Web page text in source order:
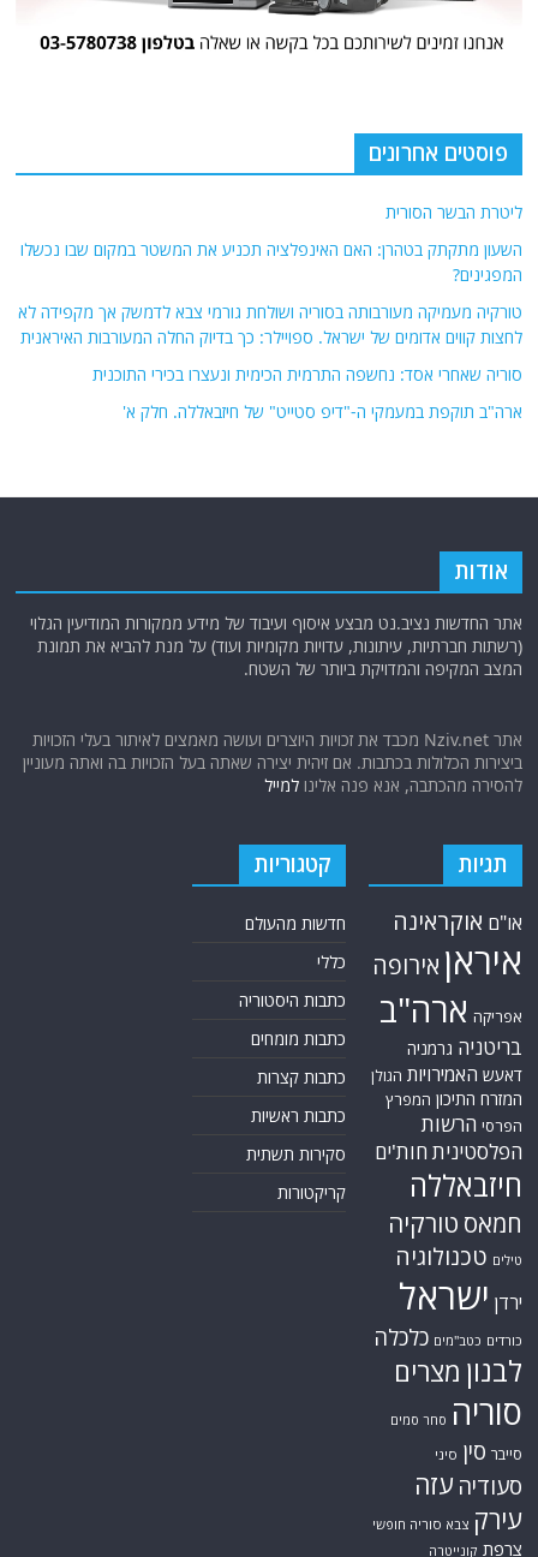
פוסטים אחרונים
ליטרת הבשר הסורית
השעון מתקתק בטהרן: האם האינפלציה תכניע את המשטר במקום שבו נכשלו
המפגינים?
טורקיה מעמיקה מעורבותה בסוריה ושולחת גורמי צבא לדמשק אך מקפידה לא
לחצות קווים אדומים של ישראל. ספויילר: כך בדיוק החלה המעורבות האיראנית
סוריה שאחרי אסד: נחשפה התרמית הכימית ונעצרו בכירי התוכנית
ארה"ב תוקפת במעמקי ה-"דיפ סטייט" של חיזבאללה. חלק א'
אודות
אתר החדשות נציב.נט מבצע איסוף ועיבוד של מידע ממקורות המודיעין הגלוי
(רשתות חברתיות, עיתונות, עדויות מקומיות ועוד) על מנת להביא את תמונת
המצב המקיפה והמדויקת ביותר של השטח.
אתר Nziv.net מכבד את זכויות היוצרים ועושה מאמצים לאיתור בעלי הזכויות
ביצירות הכלולות בכתבות. אם זיהית יצירה שאתה בעל הזכויות בה ואתה מעוניין
להסירה מהכתבה, אנא פנה אלינולמייל
תגיות
או"ם אוקראינה
איראן אירופה
אפריקה ארה"ב
בריטניה גרמניה
דאעש האמירויות הגולן
המזרח התיכון המפרץ
הפרסי הרשות
הפלסטיניתחות'ים
חיזבאללה
חמאס טורקיה
טילים טכנולוגיה
ירדן ישראל
כורדים כטב"מים כלכלה
לבנון מצרים
סוריה סחר סמים
סייבר סין סיני
סעודיה עזה
עירק צבא סוריה חופשי
צרפת קונייטרה
קטגוריות
חדשות מהעולם
כללי
כתבות היסטוריה
כתבות מומחים
כתבות קצרות
כתבות ראשיות
סקירות תשתית
קריקטורות